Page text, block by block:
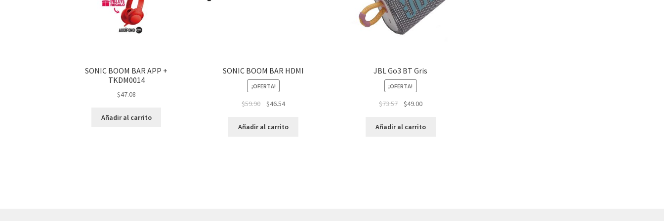
SONIC BOOM BAR APP +
TKDM0014
$47.08
Añadir al carrito
SONIC BOOM BAR HDMI
¡OFERTA!
$59.90 $46.54
Añadir al carrito
JBL Go3 BT Gris
¡OFERTA!
$73.57 $49.00
Añadir al carrito